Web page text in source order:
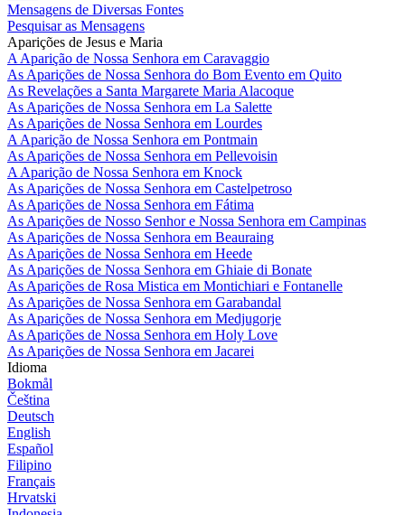
Mensagens de Diversas Fontes
Pesquisar as Mensagens
Aparições de Jesus e Maria
A Aparição de Nossa Senhora em Caravaggio
As Aparições de Nossa Senhora do Bom Evento em Quito
As Revelações a Santa Margarete Maria Alacoque
As Aparições de Nossa Senhora em La Salette
As Aparições de Nossa Senhora em Lourdes
A Aparição de Nossa Senhora em Pontmain
As Aparições de Nossa Senhora em Pellevoisin
A Aparição de Nossa Senhora em Knock
As Aparições de Nossa Senhora em Castelpetroso
As Aparições de Nossa Senhora em Fátima
As Aparições de Nosso Senhor e Nossa Senhora em Campinas
As Aparições de Nossa Senhora em Beauraing
As Aparições de Nossa Senhora em Heede
As Aparições de Nossa Senhora em Ghiaie di Bonate
As Aparições de Rosa Mistica em Montichiari e Fontanelle
As Aparições de Nossa Senhora em Garabandal
As Aparições de Nossa Senhora em Medjugorje
As Aparições de Nossa Senhora em Holy Love
As Aparições de Nossa Senhora em Jacarei
Idioma
Bokmål
Čeština
Deutsch
English
Español
Filipino
Français
Hrvatski